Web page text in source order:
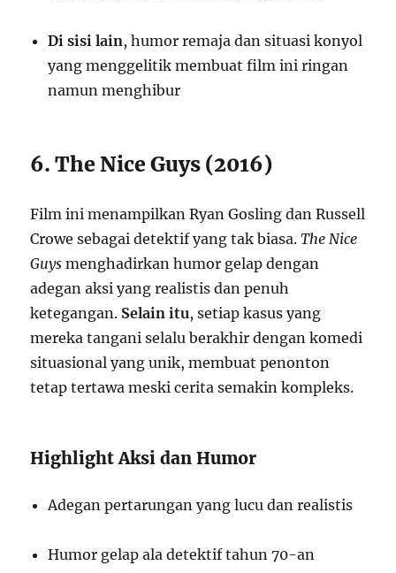
Di sisi lain, humor remaja dan situasi konyol
yang menggelitik membuat film ini ringan
namun menghibur
6. The Nice Guys (2016)
Film ini menampilkan Ryan Gosling dan Russell
Crowe sebagai detektif yang tak biasa.The Nice
Guys menghadirkan humor gelap dengan
adegan aksi yang realistis dan penuh
ketegangan. Selain itu, setiap kasus yang
mereka tangani selalu berakhir dengan komedi
situasional yang unik, membuat penonton
tetap tertawa meski cerita semakin kompleks.
Highlight Aksi dan Humor
Adegan pertarungan yang lucu dan realistis
Humor gelap ala detektif tahun 70-an